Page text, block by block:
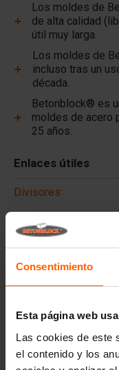
Consentimiento
Esta página web
Las cookies de este
el contenido y los
Los moldes de
de alta calidad
útil muy larga.
Los moldes de
incluso tras un
década.
Betonblock® es
moldes de acero
25 años.
Enlaces útiles
Divisores
Placas de cubierta
Equipos de elevación
Equipos de
Accesorios
Piezas de recambio
Preguntas